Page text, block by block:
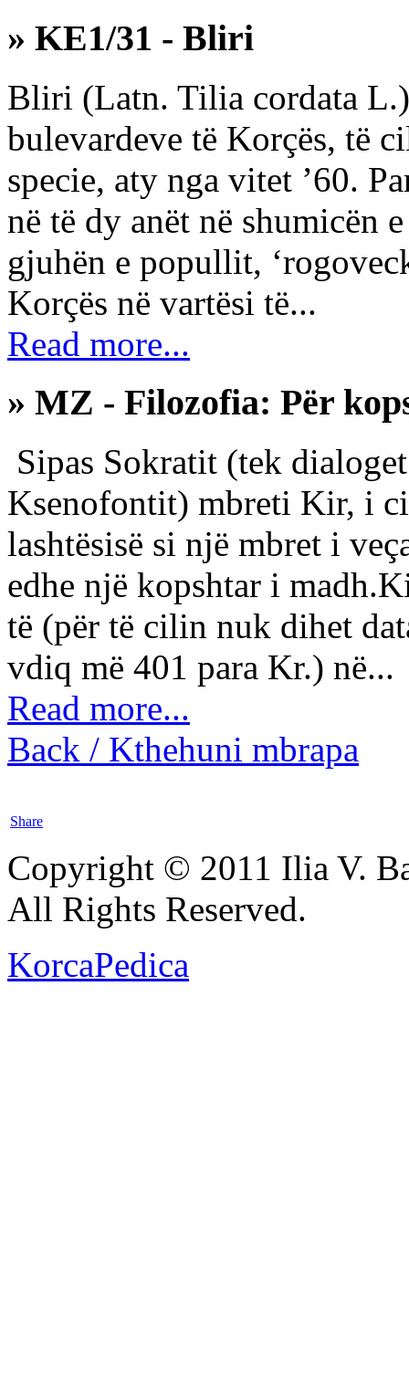
» KE1/31 - Bliri
Bliri (Latn. Tilia cordata
bulevardeve të Korçës, të
specie, aty nga vitet ’60.
në të dy anët në shumicën
gjuhën e popullit,
Korçës në vartësi të...
Read more...
» MZ - Filozofia: Për
Sipas Sokratit (tek
Ksenofontit) mbreti Kir, i
lashtësisë si një mbret i
edhe një kopshtar i
të (për të cilin nuk dihet
vdiq më 401 para Kr.) në...
Read more...
Back / Kthehuni mbrapa
Share
Copyright © 2011 Ilia V.
All Rights Reserved.
KorcaPedica